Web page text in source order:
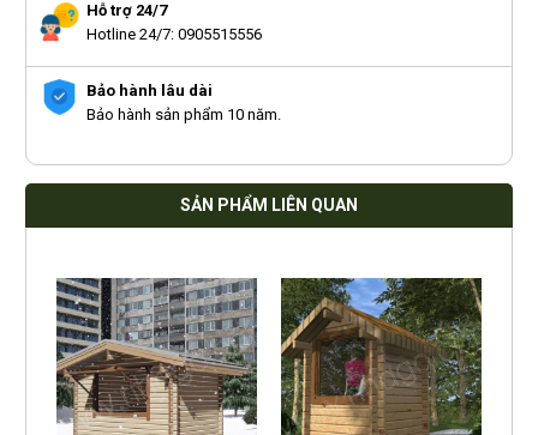
Hỗ trợ 24/7
Hotline 24/7: 0905515556
Bảo hành lâu dài
Bảo hành sản phẩm 10 năm.
SẢN PHẨM LIÊN QUAN